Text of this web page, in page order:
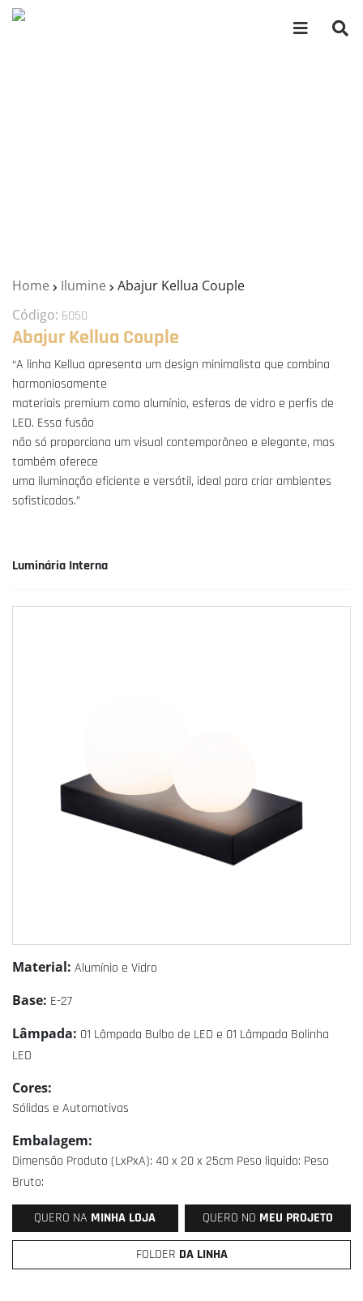
Home Ilumine
Abajur Kellua Couple
Código: 6050
Abajur Kellua Couple
“A linha Kellua apresenta um design minimalista que combina
harmoniosamente
materiais premium como alumínio, esferas de vidro e perfis de
LED. Essa fusão
não só proporciona um visual contemporâneo e elegante, mas
também oferece
uma iluminação eficiente e versátil, ideal para criar ambientes
sofisticados.”
Luminária Interna
Material: Alumínio e Vidro
Base: E-27
Lâmpada: 01 Lâmpada Bulbo de LED e 01 Lâmpada Bolinha
LED
Cores:
Sólidas e Automotivas
Embalagem:
Dimensão Produto (LxPxA): 40 x 20 x 25cm Peso liquido: Peso
Bruto:
QUERO NA MINHA LOJA QUERO NO MEU PROJETO
FOLDER DA LINHA